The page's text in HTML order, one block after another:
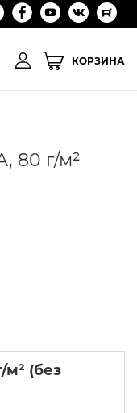
КОРЗИНА
80 г/м²
м² (без